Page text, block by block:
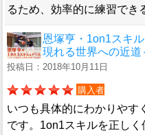
るため、効率的に練習でき
恩塚亨・1on1スキ
現れる世界への近道
投稿日：2018年10月11日
購入者
いつも具体的にわかりやす
です。1on1スキルを正し